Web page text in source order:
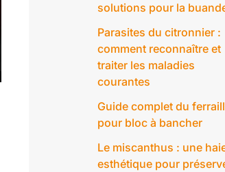
solutions pour la
Parasites du citronnier :
comment reconnaître et
traiter les maladies
courantes
Guide complet du
pour bloc à bancher
Le miscanthus : une
esthétique pour